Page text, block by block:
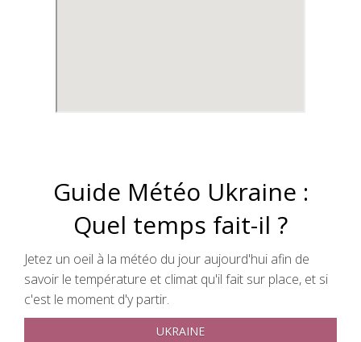
Guide Météo Ukraine :
Quel temps fait-il ?
Jetez un oeil à la météo du jour aujourd'hui afin de
savoir le température et climat qu'il fait sur place, et si
c'est le moment d'y partir.
UKRAINE